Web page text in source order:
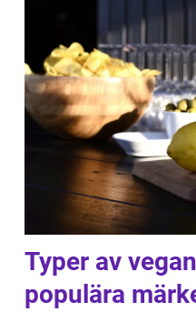
Typer av
populära